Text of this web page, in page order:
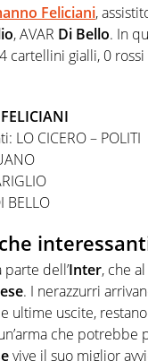
Feliciani,
, AVAR Di Bello. In
cartellini gialli, 0
FELICIANI
LO CICERO – POLITI
BELLO
parte dell’Inter, che al
. I nerazzurri
ultime uscite,
che potrebbe
vive il suo miglior